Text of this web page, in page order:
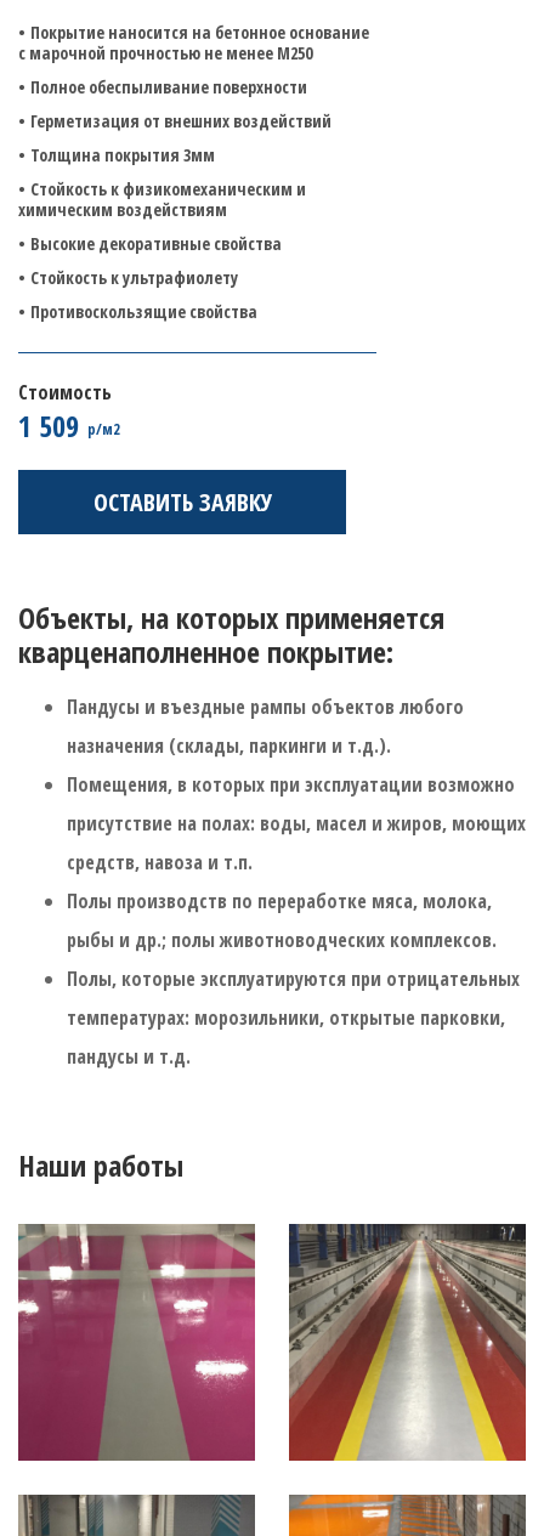
Покрытие наносится на бетонное основание
с марочной прочностью не менее М250
Полное обеспыливание поверхности
Герметизация от внешних воздействий
Толщина покрытия 3мм
Стойкость к физикомеханическим и
химическим воздействиям
Высокие декоративные свойства
Стойкость к ультрафиолету
Противоскользящие свойства
Стоимость
1 509 р/м2
ОСТАВИТЬ ЗАЯВКУ
Объекты, на которых применяется
кварценаполненное покрытие:
Пандусы и въездные рампы объектов любого
назначения (склады, паркинги и т.д.).
Помещения, в которых при эксплуатации возможно
присутствие на полах: воды, масел и жиров, моющих
средств, навоза и т.п.
Полы производств по переработке мяса, молока,
рыбы и др.; полы животноводческих комплексов.
Полы, которые эксплуатируются при отрицательных
температурах: морозильники, открытые парковки,
пандусы и т.д.
Наши работы